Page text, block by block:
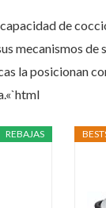
de
mecanismos de
la posicionan
REBAJAS